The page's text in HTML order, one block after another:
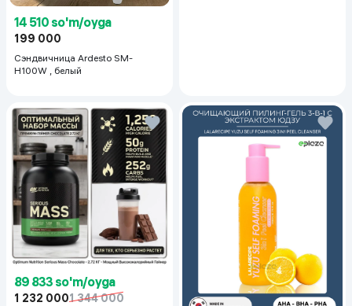
14 510 so'm/oyga
199 000
Сэндвичница Ardesto SM-
H100W , белый
89 833 so'm/oyga
1 232 0001 344 000